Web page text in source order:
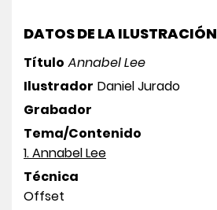
DATOS DE LA ILUSTRACIÓN
Título Annabel Lee
Ilustrador Daniel Jurado
Grabador
Tema/Contenido
1. Annabel Lee
Técnica
Offset